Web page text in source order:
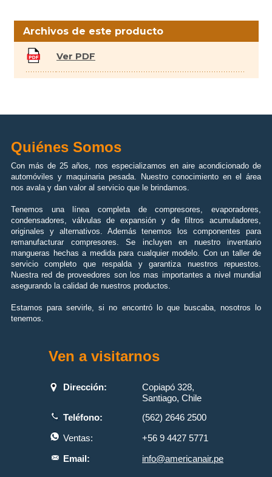
Archivos de este producto
Ver PDF
Quiénes Somos
Con más de 25 años, nos especializamos en aire acondicionado de
automóviles y maquinaria pesada. Nuestro conocimiento en el área
nos avala y dan valor al servicio que le brindamos.
Tenemos una línea completa de compresores, evaporadores,
condensadores, válvulas de expansión y de filtros acumuladores,
originales y alternativos. Además tenemos los componentes para
remanufacturar compresores. Se incluyen en nuestro inventario
mangueras hechas a medida para cualquier modelo. Con un taller de
servicio completo que respalda y garantiza nuestros repuestos.
Nuestra red de proveedores son los mas importantes a nivel mundial
asegurando la calidad de nuestros productos.
Estamos para servirle, si no encontró lo que buscaba, nosotros lo
tenemos.
Ven a visitarnos
Dirección:
Copiapó 328,
Santiago, Chile
Teléfono:
(562) 2646 2500
Ventas: +56 9 4427 5771
Email: info@americanair.pe